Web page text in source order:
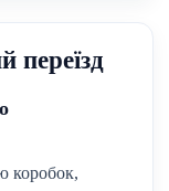
переїзд
коробок,